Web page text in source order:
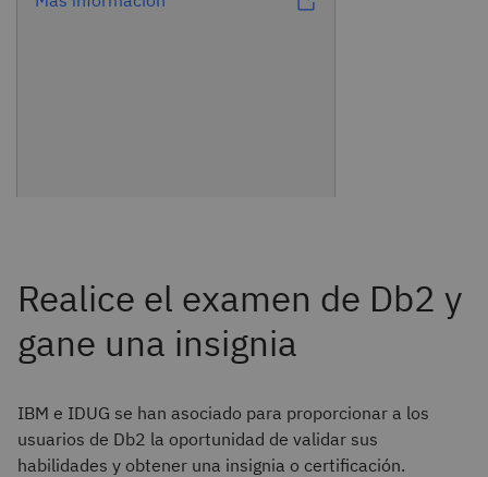
Realice el examen de Db2 y
gane una insignia
IBM e IDUG se han asociado para proporcionar a los
usuarios de Db2 la oportunidad de validar sus
habilidades y obtener una insignia o certificación.